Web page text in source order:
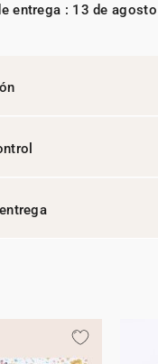
entrega : 13 de